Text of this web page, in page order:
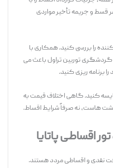
جریمه تأخیر مواردی
را بررسی کنید. همکاری با
توربین تراول باعث می‌
‌ریزی کنید.
گاهی اختلاف قیمت به
نه صرفاً شرایط اقساط.
پاتایا
و اقساطی مردد هستند.